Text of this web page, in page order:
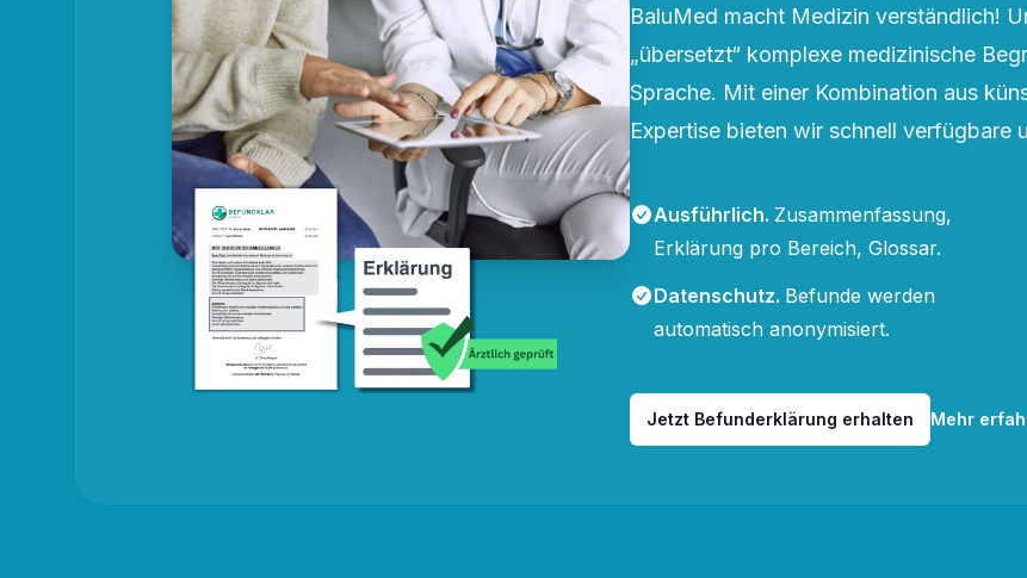
BaluMed macht Medizin verständlich!
„übersetzt“ komplexe medizinische
Sprache. Mit einer Kombination aus
Expertise bieten wir schnell verfügbare
Ausführlich. Zusammenfassung,
Erklärung pro Bereich, Glossar.
Datenschutz. Befunde werden
automatisch anonymisiert.
Jetzt Befunderklärung erhalten Mehr